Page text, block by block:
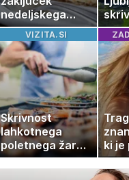
nedeljskega
kosila: 8 sladic
brez peke, ki se
jih vsi veselijo
VIZITA.SI
Skrivnost
lahkotnega
poletnega žara,
po katerem ne
boste
ki je